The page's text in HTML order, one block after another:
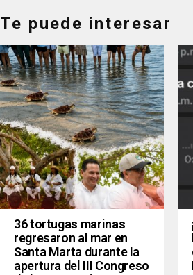
Te puede interesar
36 tortugas marinas
regresaron al mar en
Santa Marta durante la
apertura del III Congreso